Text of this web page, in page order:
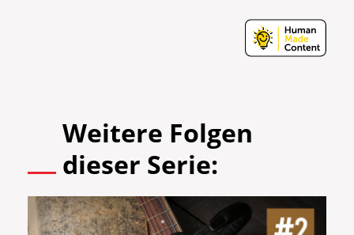
Weitere Folgen
dieser Serie: